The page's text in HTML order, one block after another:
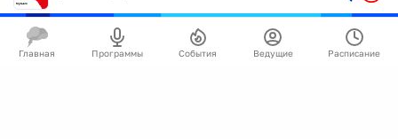
Главная Программы События Ведущие Расписание